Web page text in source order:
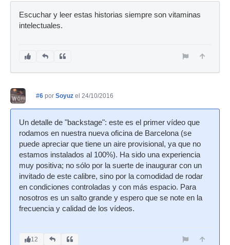
Escuchar y leer estas historias siempre son vitaminas
intelectuales.
#6 por Soyuz el 24/10/2016
Un detalle de "backstage": este es el primer vídeo que
rodamos en nuestra nueva oficina de Barcelona (se
puede apreciar que tiene un aire provisional, ya que no
estamos instalados al 100%). Ha sido una experiencia
muy positiva; no sólo por la suerte de inaugurar con un
invitado de este calibre, sino por la comodidad de rodar
en condiciones controladas y con más espacio. Para
nosotros es un salto grande y espero que se note en la
frecuencia y calidad de los vídeos.
12